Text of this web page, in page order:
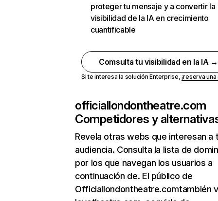
proteger tu mensaje y a convertir la
visibilidad de la IA en crecimiento
cuantificable
Comsulta tu visibilidad en la IA →
Si te interesa la solución Enterprise,¡reserva
officiallondontheatre.com
Competidores y
Revela otras webs que interesan a
audiencia. Consulta la lista de
por los que navegan los usuarios a
continuación de. El público de
Officiallondontheatre.comtambién